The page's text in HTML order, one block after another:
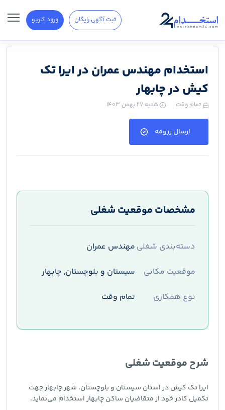
ثبت آگهی رایگان ورود کارجو
استخدام مهندس عمران در ایرا تک
کیش در چابهار
تمام وقت شنبه ۲۷ بهمن ۱۴۰۳
ارسال رزومه
مشخصات موقعیت شغلی
دسته‌بندی شغلی مهندس عمران
موقعیت مکانی
سیستان و بلوچستان, چابهار
نوع همکاری
تمام وقت
شرح موقعیت شغلی
ایرا تک کیش در استان سیستان و بلوچستان، شهر چابهار جهت
تکمیل کادر خود از متقاضیان ساکن چابهار استخدام می‌نماید.